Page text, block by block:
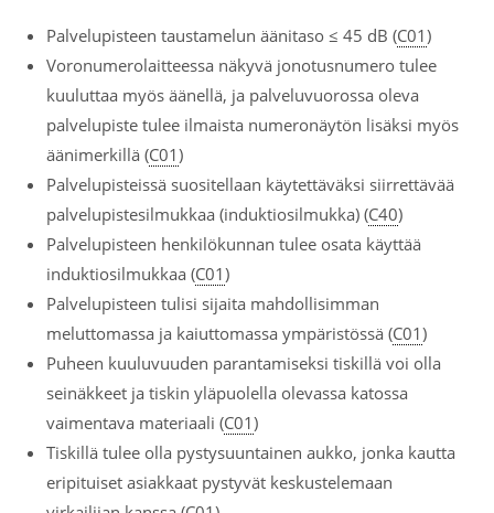
Palvelupisteen taustamelun äänitaso ≤ 45 dB (C01)
Voronumerolaitteessa näkyvä jonotusnumero tulee
kuuluttaa myös äänellä, ja palveluvuorossa oleva
palvelupiste tulee ilmaista numeronäytön lisäksi myös
äänimerkillä (C01)
Palvelupisteissä suositellaan käytettäväksi siirrettävää
palvelupistesilmukkaa (induktiosilmukka) (C40)
Palvelupisteen henkilökunnan tulee osata käyttää
induktiosilmukkaa (C01)
Palvelupisteen tulisi sijaita mahdollisimman
meluttomassa ja kaiuttomassa ympäristössä (C01)
Puheen kuuluvuuden parantamiseksi tiskillä voi olla
seinäkkeet ja tiskin yläpuolella olevassa katossa
vaimentava materiaali (C01)
Tiskillä tulee olla pystysuuntainen aukko, jonka kautta
eripituiset asiakkaat pystyvät keskustelemaan